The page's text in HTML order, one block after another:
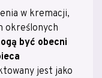
w kremacji,
określonych
być obecni
jest jako